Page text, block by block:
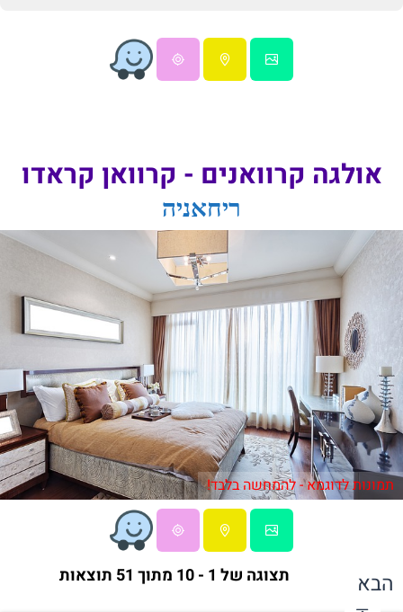
אולגה קרוואנים - קרוואן קראדו
ריחאניה
תמונות לדוגמא - להמחשה בלבד!
תצוגה של 1 - 10 מתוך 51 תוצאות הבא